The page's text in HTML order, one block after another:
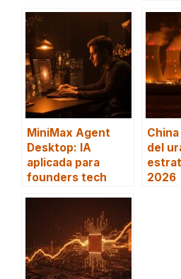
MiniMax Agent
Desktop: IA
aplicada para
founders tech
del
2026